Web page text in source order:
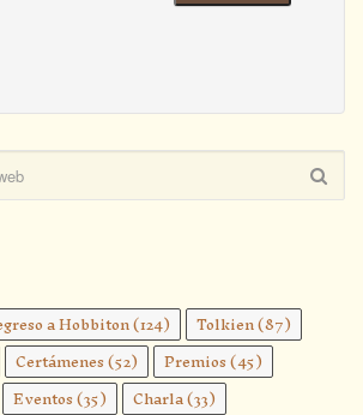
a Hobbiton(124) Tolkien(87)
Certámenes(52) Premios(45)
Eventos(35) Charla(33)